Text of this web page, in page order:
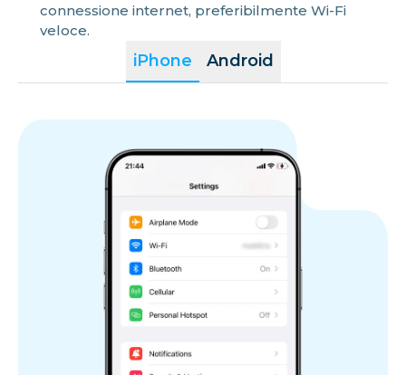
iPhone Android
connessione internet, preferibilmente Wi-Fi
veloce.